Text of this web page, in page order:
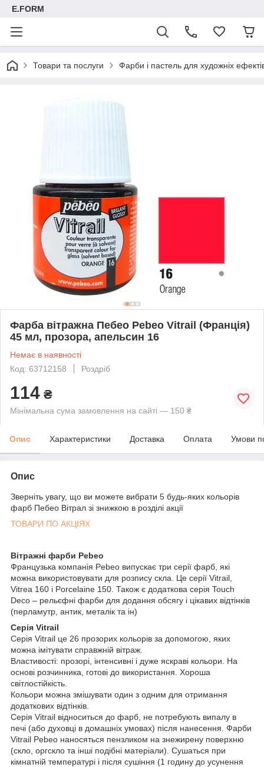
E.FORM
Товари та послуги Фарби і пастель для художніх
Фарба вітражна Пебео Pebeo Vitrail (Франція)
45 мл, прозора, апельсин 16
Немає в наявності
Код: 63712158
Роздріб
114 ₴
Мінімальна сума замовлення на сайті — 150 ₴
Опис Характеристики Доставка Оплата Умови
Опис
Зверніть увагу, що ви можете вибрати 5 будь-яких кольорів
фарб Пебео Вітрал зі знижкою в розділі акції
ТОВАРИ ПО АКЦІЯХ
Вітражні фарби Pebeo
Французька компанія Pebeo випускає три серії фарб, які
можна використовувати для розпису скла. Це серії Vitrail,
Vitrea 160 і Porcelaine 150. Також є додаткова серія Touch
Deco – рельєфні фарби для додання обсягу і цікавих відтінків
(перламутр, антик, металік та ін)
Серія Vitrail
Серія Vitrail це 26 прозорих кольорів за допомогою, яких
можна імітувати справжній вітраж.
Властивості: прозорі, інтенсивні і дуже яскраві кольори. На
основі розчинника, готові до використання. Хороша
світлостійкість.
Кольори можна змішувати один з одним для отримання
додаткових відтінків.
Серія Vitrail відноситься до фарб, не потребують випалу в
печі (або духовці в домашніх умовах) після нанесення. Фарби
Vitrail Pebeo наносяться пензликом на знежирену поверхню
(скло, оргскло та інші подібні матеріали). Сушаться при
кімнатній температурі і після сушіння (1 годину до усунення